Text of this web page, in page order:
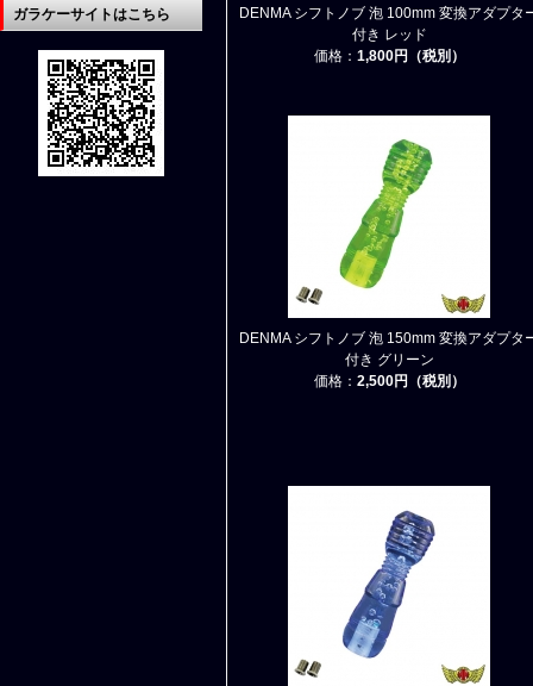
DENMA シフトノブ 泡 100mm 変換アダプタ
付き レッド
価格： 1,800円（税別）
DENMA シフトノブ 泡 150mm 変換アダプタ
付き グリーン
価格： 2,500円（税別）
ガラケーサイトはこちら